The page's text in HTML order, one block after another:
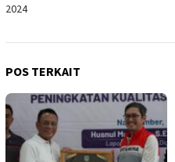
2024
POS TERKAIT